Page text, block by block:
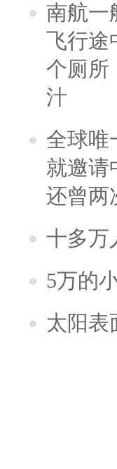
南航一
飞行途
个厕所
汁
全球唯
就邀请
还曾两
十多万
5万的
太阳表